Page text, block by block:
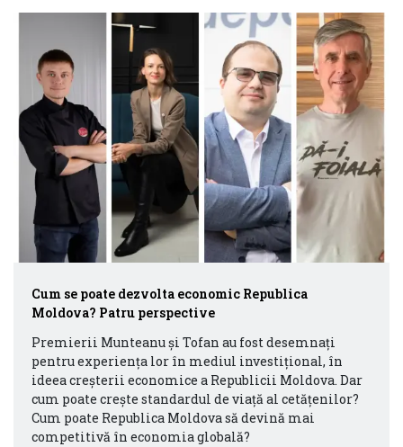
Cum se poate dezvolta economic Republica
Moldova? Patru perspective
Premierii Munteanu și Tofan au fost desemnați
pentru experiența lor în mediul investițional, în
ideea creșterii economice a Republicii Moldova. Dar
cum poate crește standardul de viață al cetățenilor?
Cum poate Republica Moldova să devină mai
competitivă în economia globală?